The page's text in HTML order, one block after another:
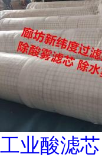
工业酸滤